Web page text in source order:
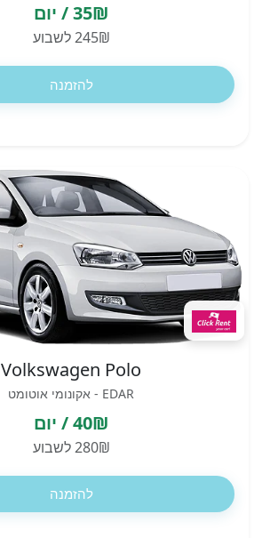
35₪ / יום
245₪ לשבוע
להזמנה
Volkswagen Polo
EDAR - אקונומי אוטומט
40₪ / יום
280₪ לשבוע
להזמנה